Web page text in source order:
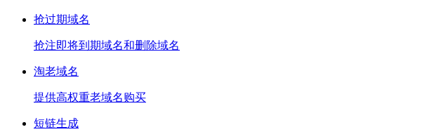
抢过期域名
抢注即将到期域名和删除域名
淘老域名
提供高权重老域名购买
短链生成